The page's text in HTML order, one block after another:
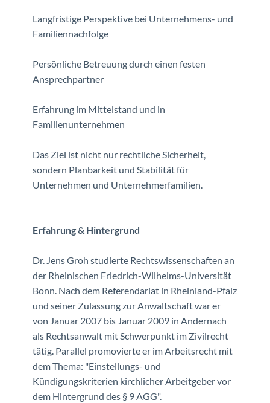
Langfristige Perspektive bei Unternehmens- und
Familiennachfolge
Persönliche Betreuung durch einen festen
Ansprechpartner
Erfahrung im Mittelstand und in
Familienunternehmen
Das Ziel ist nicht nur rechtliche Sicherheit,
sondern Planbarkeit und Stabilität für
Unternehmen und Unternehmerfamilien.
Erfahrung & Hintergrund
Dr. Jens Groh studierte Rechtswissenschaften an
der Rheinischen Friedrich-Wilhelms-Universität
Bonn. Nach dem Referendariat in Rheinland-Pfalz
und seiner Zulassung zur Anwaltschaft war er
von Januar 2007 bis Januar 2009 in Andernach
als Rechtsanwalt mit Schwerpunkt im Zivilrecht
tätig. Parallel promovierte er im Arbeitsrecht mit
dem Thema: "Einstellungs- und
Kündigungskriterien kirchlicher Arbeitgeber vor
dem Hintergrund des § 9 AGG".